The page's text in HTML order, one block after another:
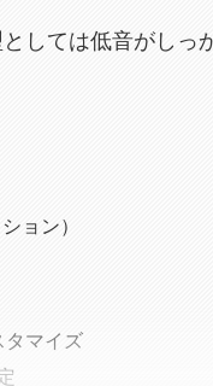
しては低音がしっ
ョン）
マイズ